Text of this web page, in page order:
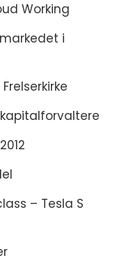
Working
i
– Tesla S